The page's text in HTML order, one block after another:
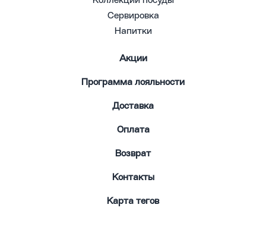
Сервировка
Напитки
Акции
Программа лояльности
Доставка
Оплата
Возврат
Контакты
Карта тегов